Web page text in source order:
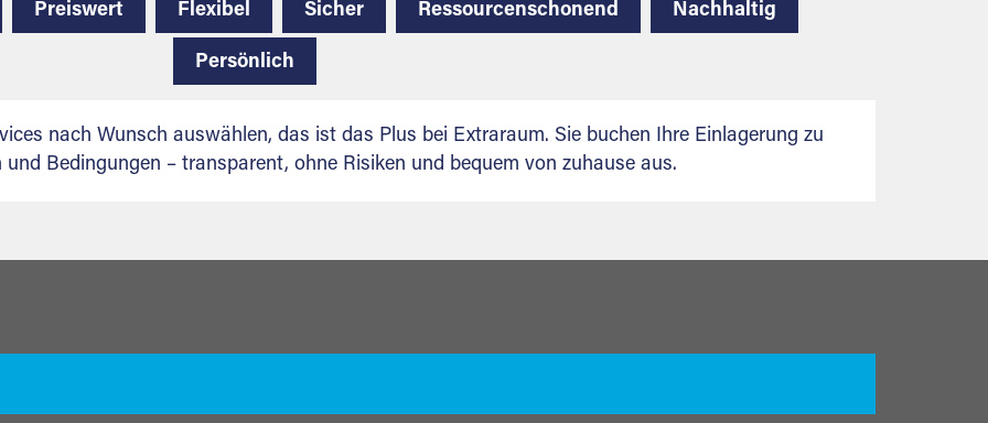
Preiswert Flexibel Sicher Ressourcenschonend Nachhaltig
Persönlich
nach Wunsch auswählen, das ist das Plus bei Extraraum. Sie buchen Ihre Einlagerung zu
und Bedingungen – transparent, ohne Risiken und bequem von zuhause aus.